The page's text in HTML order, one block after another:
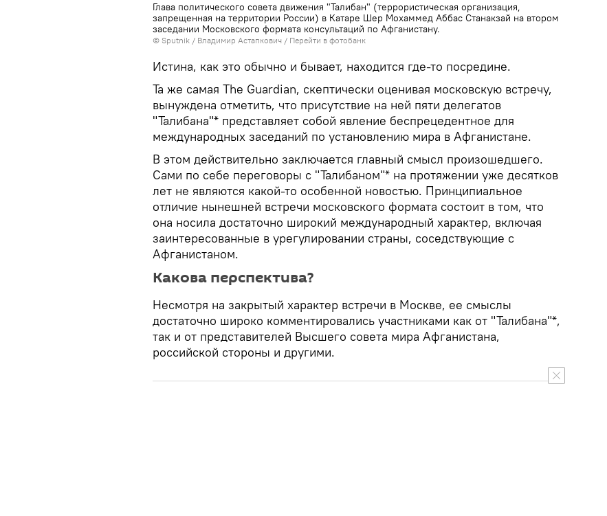
Глава политического совета движения "Талибан" (террористическая организация,
запрещенная на территории России) в Катаре Шер Мохаммед Аббас Станакзай на втором
заседании Московского формата консультаций по Афганистану.
© Sputnik / Владимир Астапкович / Перейти в фотобанк
Истина, как это обычно и бывает, находится где-то посредине.
Та же самая The Guardian, скептически оценивая московскую встречу,
вынуждена отметить, что присутствие на ней пяти делегатов
"Талибана"* представляет собой явление беспрецедентное для
международных заседаний по установлению мира в Афганистане.
В этом действительно заключается главный смысл произошедшего.
Сами по себе переговоры с "Талибаном"* на протяжении уже десятков
лет не являются какой-то особенной новостью. Принципиальное
отличие нынешней встречи московского формата состоит в том, что
она носила достаточно широкий международный характер, включая
заинтересованные в урегулировании страны, соседствующие с
Афганистаном.
Какова перспектива?
Несмотря на закрытый характер встречи в Москве, ее смыслы
достаточно широко комментировались участниками как от "Талибана"*,
так и от представителей Высшего совета мира Афганистана,
российской стороны и другими.